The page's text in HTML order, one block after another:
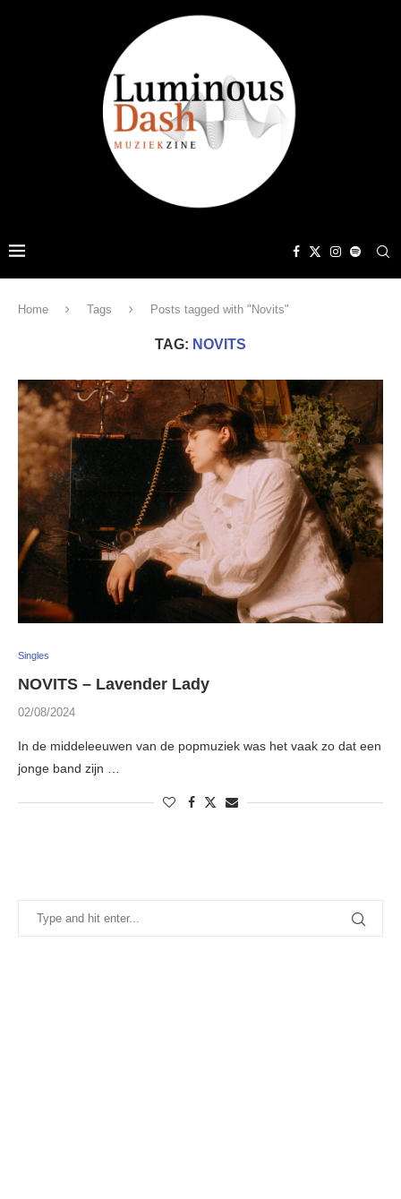
Home Tags Posts tagged with "Novits"
TAG: NOVITS
Singles
NOVITS – Lavender Lady
02/08/2024
In de middeleeuwen van de popmuziek was het vaak zo dat een
jonge band zijn …